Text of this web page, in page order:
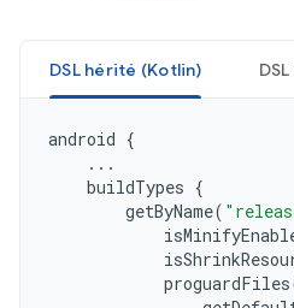
DSL hérité (Kotlin)
android {
...
buildTypes {
getByName(
proguardFiles